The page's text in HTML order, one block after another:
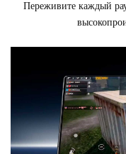
Переживите каждый